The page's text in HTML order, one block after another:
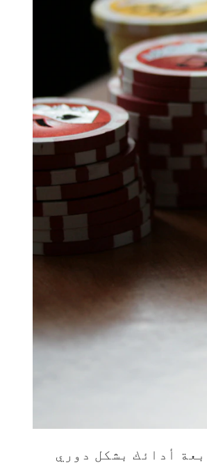
أدائك بشكل دوري